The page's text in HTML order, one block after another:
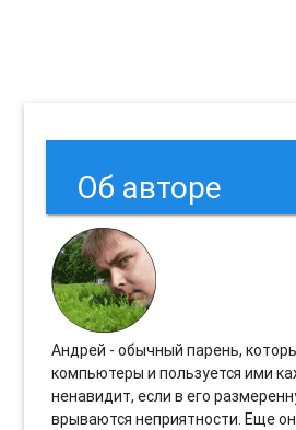
Об авторе
Андрей - обычный парень,
компьютеры и пользуется ими
ненавидит, если в его
врываются неприятности. Еще